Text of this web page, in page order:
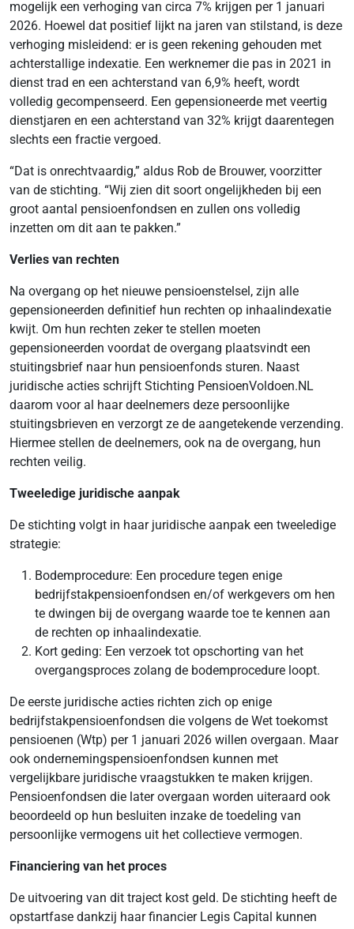
mogelijk een verhoging van circa 7% krijgen per 1 januari
2026. Hoewel dat positief lijkt na jaren van stilstand, is deze
verhoging misleidend: er is geen rekening gehouden met
achterstallige indexatie. Een werknemer die pas in 2021 in
dienst trad en een achterstand van 6,9% heeft, wordt
volledig gecompenseerd. Een gepensioneerde met veertig
dienstjaren en een achterstand van 32% krijgt daarentegen
slechts een fractie vergoed.
“Dat is onrechtvaardig,” aldus Rob de Brouwer, voorzitter
van de stichting. “Wij zien dit soort ongelijkheden bij een
groot aantal pensioenfondsen en zullen ons volledig
inzetten om dit aan te pakken.”
Verlies van rechten
Na overgang op het nieuwe pensioenstelsel, zijn alle
gepensioneerden definitief hun rechten op inhaalindexatie
kwijt. Om hun rechten zeker te stellen moeten
gepensioneerden voordat de overgang plaatsvindt een
stuitingsbrief naar hun pensioenfonds sturen. Naast
juridische acties schrijft Stichting PensioenVoldoen.NL
daarom voor al haar deelnemers deze persoonlijke
stuitingsbrieven en verzorgt ze de aangetekende verzending.
Hiermee stellen de deelnemers, ook na de overgang, hun
rechten veilig.
Tweeledige juridische aanpak
De stichting volgt in haar juridische aanpak een tweeledige
strategie:
Bodemprocedure: Een procedure tegen enige
bedrijfstakpensioenfondsen en/of werkgevers om hen
te dwingen bij de overgang waarde toe te kennen aan
de rechten op inhaalindexatie.
Kort geding: Een verzoek tot opschorting van het
overgangsproces zolang de bodemprocedure loopt.
De eerste juridische acties richten zich op enige
bedrijfstakpensioenfondsen die volgens de Wet toekomst
pensioenen (Wtp) per 1 januari 2026 willen overgaan. Maar
ook ondernemingspensioenfondsen kunnen met
vergelijkbare juridische vraagstukken te maken krijgen.
Pensioenfondsen die later overgaan worden uiteraard ook
beoordeeld op hun besluiten inzake de toedeling van
persoonlijke vermogens uit het collectieve vermogen.
Financiering van het proces
De uitvoering van dit traject kost geld. De stichting heeft de
opstartfase dankzij haar financier Legis Capital kunnen